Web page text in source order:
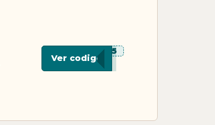
***D15
Ver codigo